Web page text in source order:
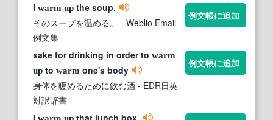
I warm up the soup.
そのスープを温める。
- Weblio Email
例文集
例文帳に追加
sake for drinking in order to warm
up to warm one's body
身体を暖めるために飲む酒 - EDR日英
対訳辞書
例文帳に追加
I warm up that lunch box.